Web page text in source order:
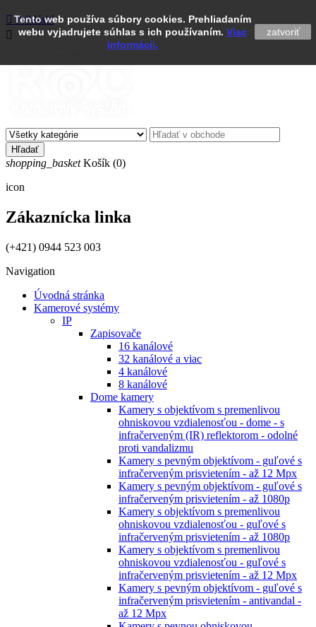
Tento web používa súbory cookies. Prehliadaním
webu vyjadrujete súhlas s ich používaním. Viac
informácii.
zatvoriť
 Prihlásiť

Hľadať
shopping_basket Košík (0)
icon
Zákaznícka linka
(+421) 0944 523 003
Navigation
Úvodná stránka
Kamerové systémy
IP
Zapisovače
16 kanálové
32 kanálové a viac
4 kanálové
8 kanálové
Dome kamery
Kamery s objektívom s premenlivou
ohniskovou vzdialenosťou - dome - s
infračerveným (IR) reflektorom - odolné
proti vandalizmu
Kamery s pevným objektívom - guľové s
infračerveným prisvietením - až 12 Mpx
Kamery s pevným objektívom - guľové s
infračerveným prisvietením - až 1080p
Kamery s objektívom s premenlivou
ohniskovou vzdialenosťou - guľové s
infračerveným prisvietením - až 1080p
Kamery s objektívom s premenlivou
ohniskovou vzdialenosťou - guľové s
infračerveným prisvietením - až 12 Mpx
Kamery s pevným objektívom - guľové s
infračerveným prisvietením - antivandal -
až 12 Mpx